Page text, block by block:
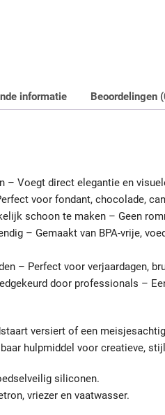
informatie Beoordelingen
– Voegt direct elegantie en
voor fondant, chocolade,
schoon te maken – Geen
– Gemaakt van BPA-vrije,
– Perfect voor verjaardagen,
door professionals –
versiert of een
hulpmiddel voor creatieve,
siliconen.
vriezer en vaatwasser.